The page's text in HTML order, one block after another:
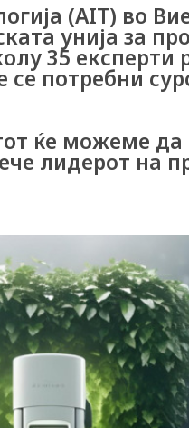
(AIT) во
унија за
35 експерти
се потребни
ќе можеме
лидерот на